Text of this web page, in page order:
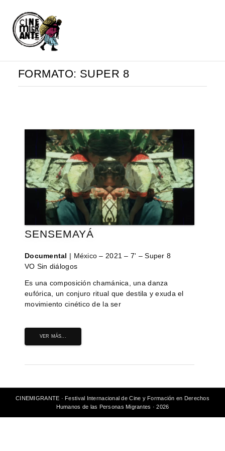
FORMATO: SUPER 8
SENSEMAYÁ
Documental
| México – 2021 – 7' – Super 8
VO Sin diálogos
Es una composición chamánica, una danza
eufórica, un conjuro ritual que destila y exuda el
movimiento cinético de la ser
VER MÁS...
CINEMIGRANTE · Festival Internacional de Cine y Formación en Derechos
Humanos de las Personas Migrantes · 2026